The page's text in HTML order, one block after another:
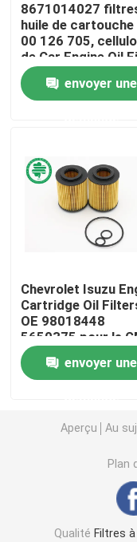
Contactez-nous
Nouvelles
Filtres à air des
Filtre de
Rotation sur des
Filtres à gazole
Filtres de
Marine Engine
Filtres résistants
8671014027
huile de cartouche
00 126 705,
de Car Engine Oil
envoyer une
Chevrolet Isuzu
Cartridge Oil
OE 98018448
5650375 pour le
Opel Vauxhall
envoyer une
Aperçu Au
Plan
Qualité Filtres